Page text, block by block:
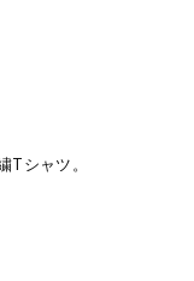
Tシャツ。